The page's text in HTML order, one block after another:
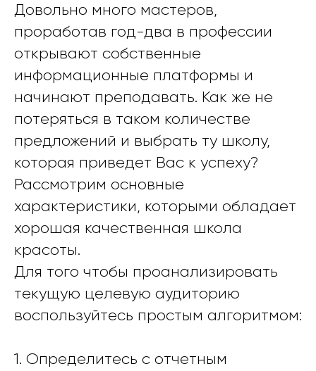
Довольно много мастеров,
проработав год-два в профессии
открывают собственные
информационные платформы и
начинают преподавать. Как же не
потеряться в таком количестве
предложений и выбрать ту школу,
которая приведет Вас к успеху?
Рассмотрим основные
характеристики, которыми обладает
хорошая качественная школа
красоты.
Для того чтобы проанализировать
текущую целевую аудиторию
воспользуйтесь простым алгоритмом:
1. Определитесь с отчетным